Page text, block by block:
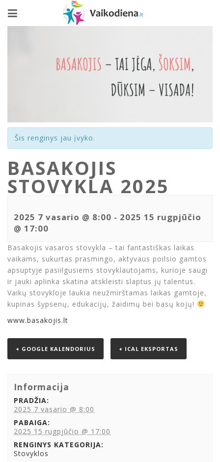
Šis renginys jau įvyko.
BASAKOJIS
STOVYKLA 2025
2025 7 vasario @ 8:00 - 2025 15 rugpjūčio
@ 17:00
Basakojis vasaros stovykla – tai fantastiškas laikas
vaikams, sukurtas prasmingo, aktyvaus poilsio gamtos
apsuptyje pasiilgusiems stovyklautojams, kurioje saugi
ir jauki aplinka skatina atskleisti slaptus jų talentus.
Vaikų stovykloje laukia neužmirštamas laikas gamtoje,
kupinas šypsenų, edukacijų, žaidimų bei basų kojų!
www.basakojis.lt
+ GOOGLE KALENDORIUS + ICAL EKSPORTAS
Informacija
PRADŽIA:
2025 7 vasario @ 8:00
PABAIGA:
2025 15 rugpjūčio @ 17:00
RENGINYS KATEGORIJA:
Stovyklos